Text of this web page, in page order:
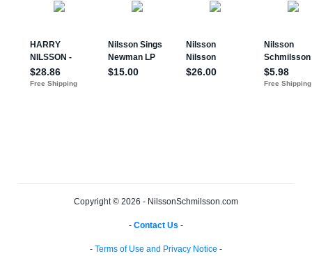
Copyright © 2026 - NilssonSchmilsson.com
- Contact Us -
- Terms of Use and Privacy Notice -